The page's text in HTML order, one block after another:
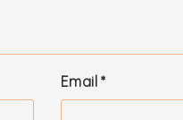
Email*